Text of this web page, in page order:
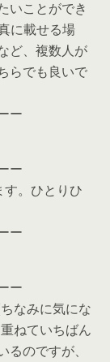
いことができ
に載せる場
ど、複数人が
らでも良いで
ー
ー
。ひとりひ
ー
ー
なみに気にな
ねていちばん
のですが、